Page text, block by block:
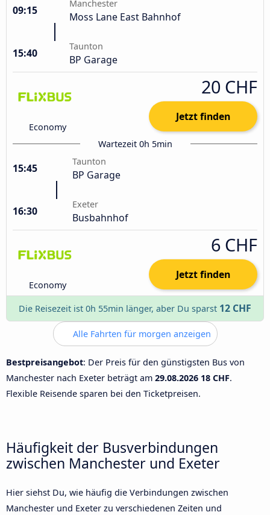
09:15
Manchester
Moss Lane East Bahnhof
15:40
Taunton
BP Garage
Economy
20 CHF
Jetzt finden
Wartezeit 0h 5min
15:45
Taunton
BP Garage
16:30
Exeter
Busbahnhof
Economy
6 CHF
Jetzt finden
Die Reisezeit ist 0h 55min länger, aber Du sparst 12 CHF
Alle Fahrten für morgen anzeigen
Bestpreisangebot: Der Preis für den günstigsten Bus von
Manchester nach Exeter beträgt am 29.08.2026 18 CHF.
Flexible Reisende sparen bei den Ticketpreisen.
Häufigkeit der Busverbindungen
zwischen Manchester und Exeter
Hier siehst Du, wie häufig die Verbindungen zwischen
Manchester und Exeter zu verschiedenen Zeiten und